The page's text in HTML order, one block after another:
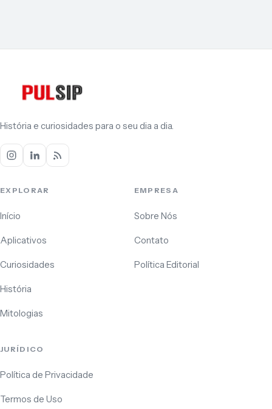
História e curiosidades para o seu dia a dia.
EXPLORAR
Início
Aplicativos
Curiosidades
História
Mitologias
EMPRESA
Sobre Nós
Contato
Política Editorial
JURÍDICO
Política de Privacidade
Termos de Uso